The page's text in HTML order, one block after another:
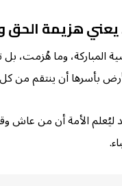
هزيمة الحق
المباركة، وما هُزمت،
بأسرها أن ينتقم من كل
ليُعلم الأمة أن من عاش